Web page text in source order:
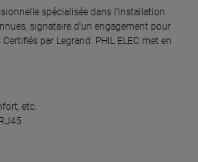
spécialisée dans l’installation
​signataire d'un engagement pour
par Legrand​. PHIL ELEC met en
etc.​